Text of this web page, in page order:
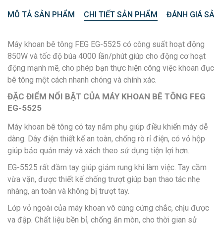
MÔ TẢ SẢN PHẨM CHI TIẾT SẢN PHẨM ĐÁNH GIÁ
Máy khoan bê tông FEG EG-5525 có công suất hoạt động
850W và tốc độ búa 4000 lần/phút giúp cho động cơ hoạt
động mạnh mẽ, cho phép bạn thực hiện công việc khoan đục
bê tông một cách nhanh chóng và chính xác.
ĐẶC ĐIỂM NỔI BẬT CỦA MÁY KHOAN BÊ TÔNG FEG
EG-5525
Máy khoan bê tông có tay nắm phụ giúp điều khiển máy dễ
dàng. Dây điện thiết kế an toàn, chống rò rỉ điện, có vỏ hộp
giúp bảo quản máy và xách theo sử dụng tiện lợi hơn.
EG-5525 rất đầm tay giúp giảm rung khi làm việc. Tay cầm
vừa vặn, được thiết kế chống trượt giúp bạn thao tác nhẹ
nhàng, an toàn và không bị trượt tay.
Lớp vỏ ngoài của máy khoan vô cùng cứng chắc, chịu được
va đập. Chất liệu bền bỉ, chống ăn mòn, cho thời gian sử